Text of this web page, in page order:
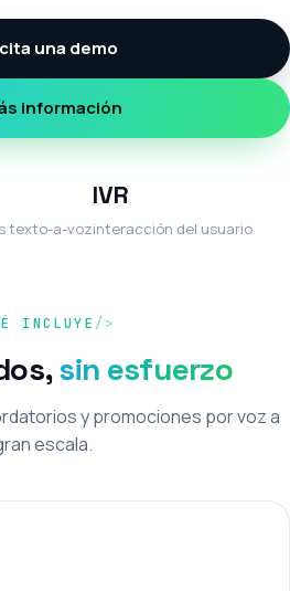
una demo
información
texto-a-voz
IVR
interacción del usuario
INCLUYE
sin esfuerzo
y promociones por voz a
escala.